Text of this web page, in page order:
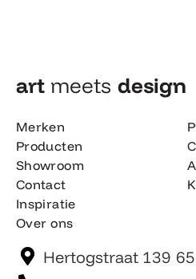
art meets design​
Merken
Producten
Showroom
Contact
Inspiratie
Over ons
Hertogstraat 139